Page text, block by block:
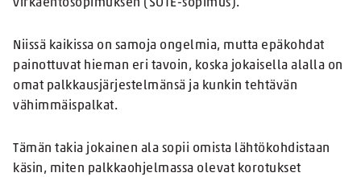
virkaehtosopimuksen (SOTE-sopimus).
Niissä kaikissa on samoja ongelmia, mutta epäkohdat
painottuvat hieman eri tavoin, koska jokaisella alalla on
omat palkkausjärjestelmänsä ja kunkin tehtävän
vähimmäispalkat.
Tämän takia jokainen ala sopii omista lähtökohdistaan
käsin, miten palkkaohjelmassa olevat korotukset